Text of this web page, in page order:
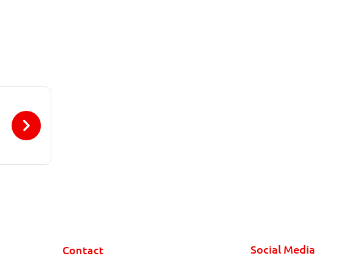
Contact Social Media